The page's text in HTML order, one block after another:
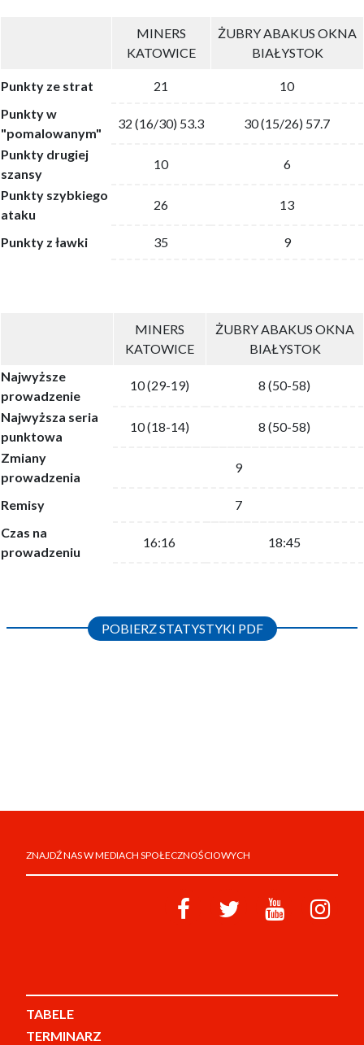
MINERS
KATOWICE
ŻUBRY ABAKUS OKNA
BIAŁYSTOK
Punkty ze strat 21
10
Punkty w
"pomalowanym"
32 (16/30) 53.3
30 (15/26) 57.7
Punkty drugiej
szansy
10
6
Punkty szybkiego
ataku
26 13
Punkty z ławki 35 9
MINERS
KATOWICE
ŻUBRY ABAKUS OKNA
BIAŁYSTOK
Najwyższe
prowadzenie
10 (29-19) 8 (50-58)
Najwyższa seria
punktowa
10 (18-14)
8 (50-58)
Zmiany
prowadzenia
9
Remisy
7
Czas na
prowadzeniu
16:16 18:45
POBIERZ STATYSTYKI PDF
ZNAJDŹ NAS W MEDIACH SPOŁECZNOŚCIOWYCH
TABELE
TERMINARZ